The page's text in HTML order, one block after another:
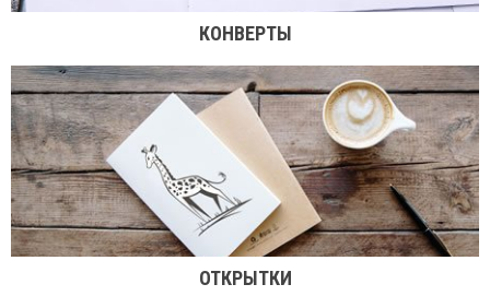
КОНВЕРТЫ
ОТКРЫТКИ